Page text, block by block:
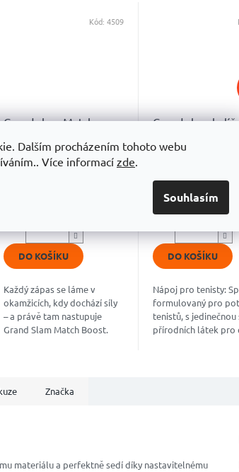
Dalším procházením tohoto webu
Více informacízde.
Souhlasím
Grand slam Match
Průměrné
z
5
hvězdiček.
Skladem
DO KOŠÍKU
Každý zápas se láme v
okamžicích, kdy dochází síly
– a právě tam nastupuje
Grand Slam Match Boost.
Kód: 4509
Grand slam
hodnocení
produktu
z
5
hvězdiček.
1 399 Kč
DO KOŠÍKU
Nápoj pro tenisty:
formulovaný pro
tenistů, s jedinečnou
přírodních látek pro
Značka
materiálu a perfektně sedí díky nastavitelnému